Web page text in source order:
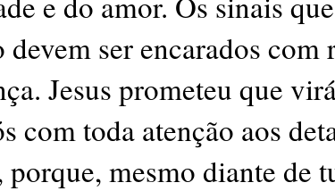
ser encarados com
Jesus prometeu que
com toda atenção aos
mesmo diante de